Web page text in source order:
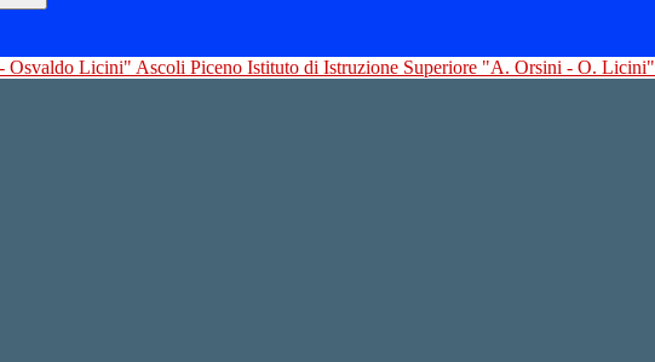
Istituto di Istruzione Superiore "A. Orsini - O. Licini"